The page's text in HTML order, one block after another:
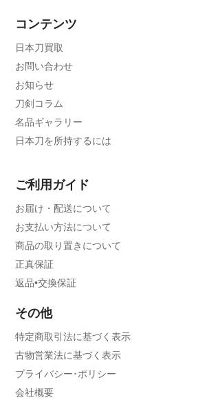
コンテンツ
日本刀買取
お問い合わせ
お知らせ
刀剣コラム
名品ギャラリー
日本刀を所持するには
ご利用ガイド
お届け・配送について
お支払い方法について
商品の取り置きについて
正真保証
返品•交換保証
その他
特定商取引法に基づく表示
古物営業法に基づく表示
プライバシー･ポリシー
会社概要